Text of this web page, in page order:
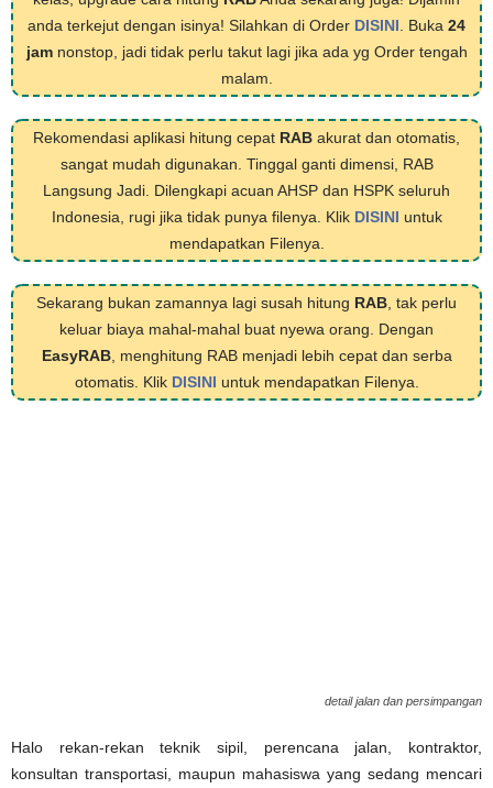
anda terkejut dengan isinya! Silahkan di Order DISINI . Buka 24
jamnonstop, jadi tidak perlu takut lagi jika ada yg Order tengah
malam.
Rekomendasi aplikasi hitung cepat RAB akurat dan otomatis,
sangat mudah digunakan. Tinggal ganti dimensi, RAB
Langsung Jadi. Dilengkapi acuan AHSP dan HSPK seluruh
Indonesia, rugi jika tidak punya filenya. Klik DISINI untuk
mendapatkan Filenya.
Sekarang bukan zamannya lagi susah hitung RAB , tak perlu
keluar biaya mahal-mahal buat nyewa orang. Dengan
EasyRAB, menghitung RAB menjadi lebih cepat dan serba
otomatis. Klik DISINI untuk mendapatkan Filenya.
detail jalan dan persimpangan
Halo rekan-rekan teknik sipil, perencana jalan, kontraktor,
konsultan transportasi, maupun mahasiswa yang sedang mencari